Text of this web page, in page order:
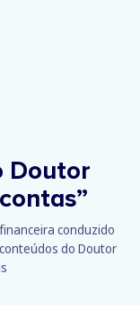
Doutor
conduzido
do Doutor